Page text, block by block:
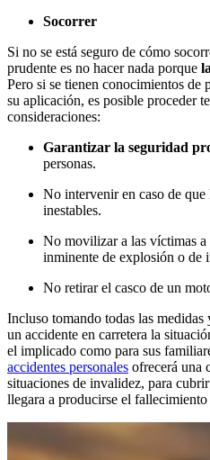
Socorrer
Si no se está seguro de cómo
prudente es no hacer nada porque
Pero si se tienen conocimientos de
su aplicación, es posible proceder
consideraciones:
Garantizar la seguridad
personas.
No intervenir en caso de que
inestables.
No movilizar a las víctimas a
inminente de explosión o de
No retirar el casco de un
Incluso tomando todas las medidas
un accidente en carretera la
el implicado como para sus
accidentes personales ofrecerá una
situaciones de invalidez, para
llegara a producirse el fallecimiento